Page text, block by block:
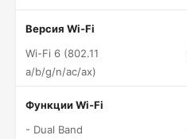
Версия Wi-Fi
Wi-Fi 6 (802.11
a/b/g/n/ac/ax)
Функции Wi-Fi
- Dual Band